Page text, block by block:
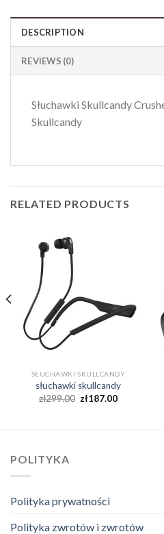
DESCRIPTION
REVIEWS (0)
Słuchawki Skullcandy
Skullcandy
RELATED PRODUCTS
SŁUCHAWKI SKULLCANDY
słuchawki skullcandy
zł299.00 zł187.00
POLITYKA
Polityka prywatności
Polityka zwrotów i zwrotów